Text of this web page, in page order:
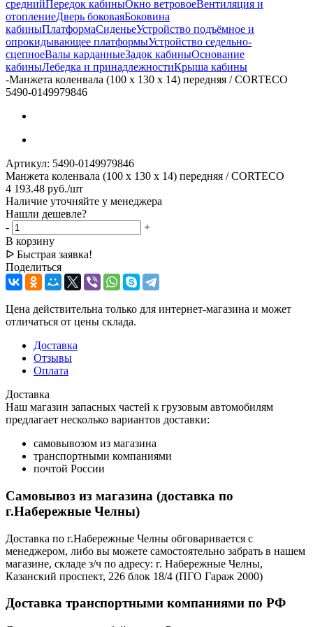
среднийПередок кабиныОкно ветровоеВентиляция и
отоплениеДверь боковаяБоковина
кабиныПлатформаСиденьеУстройство подъёмное и
опрокидывающее платформыУстройство седельно-
сцепноеВалы карданныеЗадок кабиныОснование
кабиныЛебедка и принадлежностиКрыша кабины
-Манжета коленвала (100 х 130 х 14) передняя / CORTECO
5490-0149979846
Артикул: 5490-0149979846
Манжета коленвала (100 х 130 х 14) передняя / CORTECO
4 193.48 руб./шт
Наличие уточняйте у менеджера
Нашли дешевле?
-
+
В корзину
ᐅ Быстрая заявка!
Поделиться
Цена действительна только для интернет-магазина и может
отличаться от цены склада.
Доставка
Отзывы
Оплата
Доставка
Наш магазин запасных частей к грузовым автомобилям
предлагает несколько вариантов доставки:
самовывозом из магазина
транспортными компаниями
почтой России
Самовывоз из магазина (доставка по
г.Набережные Челны)
Доставка по г.Набережные Челны обговаривается с
менеджером, либо вы можете самостоятельно забрать в нашем
магазине, складе з/ч по адресу: г. Набережные Челны,
Казанский проспект, 226 блок 18/4 (ПГО Гараж 2000)
Доставка транспортными компаниями по РФ